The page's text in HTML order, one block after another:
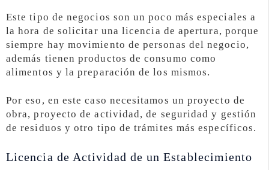
Este tipo de negocios son un poco más especiales a
la hora de solicitar una licencia de apertura, porque
siempre hay movimiento de personas del negocio,
además tienen productos de consumo como
alimentos y la preparación de los mismos.
Por eso, en este caso necesitamos un proyecto de
obra, proyecto de actividad, de seguridad y gestión
de residuos y otro tipo de trámites más específicos.
Licencia de Actividad de un Establecimiento